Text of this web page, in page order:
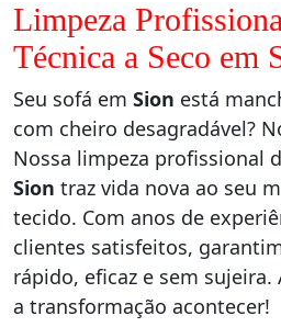
Limpeza
Técnica a Seco em
Seu sofá em Sion está
com cheiro desagradável?
Nossa limpeza profissional
Sion traz vida nova ao seu
tecido. Com anos de
clientes satisfeitos,
rápido, eficaz e sem sujeira.
a transformação acontecer!